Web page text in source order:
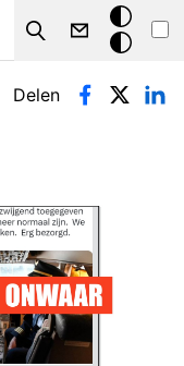
Search
Donkere
modus
Delen